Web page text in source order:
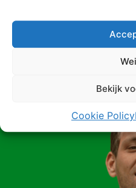
Bekijk
Cookie Policy
Een voorstel
Direct een belletje